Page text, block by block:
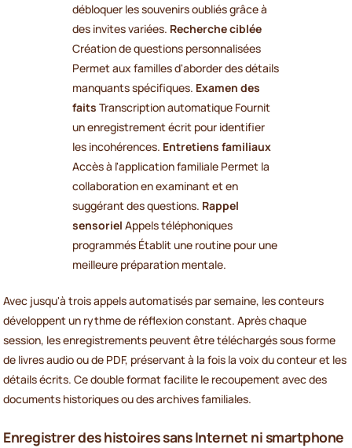
débloquer les souvenirs oubliés grâce à
des invites variées. Recherche ciblée
Création de questions personnalisées
Permet aux familles d'aborder des détails
manquants spécifiques. Examen des
faits Transcription automatique Fournit
un enregistrement écrit pour identifier
les incohérences. Entretiens familiaux
Accès à l'application familiale Permet la
collaboration en examinant et en
suggérant des questions. Rappel
sensoriel Appels téléphoniques
programmés Établit une routine pour une
meilleure préparation mentale.
Avec jusqu'à trois appels automatisés par semaine, les conteurs
développent un rythme de réflexion constant. Après chaque
session, les enregistrements peuvent être téléchargés sous forme
de livres audio ou de PDF, préservant à la fois la voix du conteur et les
détails écrits. Ce double format facilite le recoupement avec des
documents historiques ou des archives familiales.
Enregistrer des histoires sans Internet ni smartphone